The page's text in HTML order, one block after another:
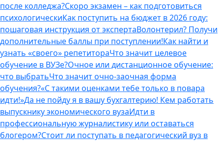
после колледжа?Скоро экзамен – как подготовиться
психологическиКак поступить на бюджет в 2026 году:
пошаговая инструкция от экспертаВолонтерил? Получи
дополнительные баллы при поступлении!Как найти и
узнать «своего» репетитораЧто значит целевое
обучение в ВУЗе?Очное или дистанционное обучение:
что выбратьЧто значит очно-заочная форма
обучения?«С такими оценками тебе только в повара
идти!»Да не пойду я в вашу бухгалтерию! Кем работать
выпускнику экономического вузаИдти в
профессиональную журналистику или оставаться
блогером?Стоит ли поступать в педагогический вуз в